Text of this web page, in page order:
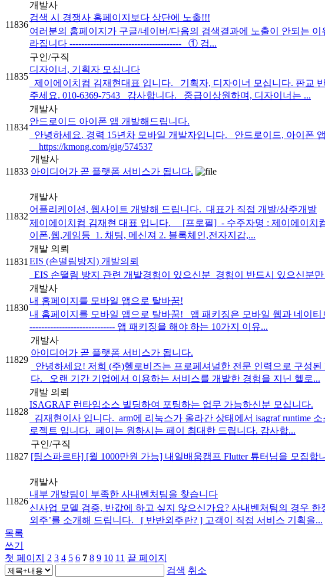
11836
개발사
검색 시 경쟁사 홈페이지보다 상단에 노출!!!
여러분의 홈페이지가 구글/네이버/다음의 검색결과에 노출이 안되는
라집니다 -------------------------------------- ① 검...
11835
구인/구직
디자이너, 기획자 모십니다
제이에이치컴 김재현대표 입니다. 기획자, 디자이너 모십니다. 판교
주세요. 010-6369-7543 감사합니다. 중급이상원하며, 디자이너는 ...
11834
개발사
안드로이드 아이폰 앱 개발해드립니다.
안녕하세요. 경력 15년차 모바일 개발자입니다. 안드로이드, 아이폰
https://kmong.com/gig/574537
11833
개발사
아이디어가 곧 플랫폼 서비스가 됩니다.
11832
개발사
어플리케이션, 웹사이트 개발해 드립니다._대표가 직접 개발/상주개발
제이에이치컴 김재현 대표 입니다. [프로필] ​ - 수주자명 : 제이에이치
이폰,웹,게임등 ​ 1. 채팅, 메신져 2. 블록체인,전자지갑,...
11831
개발 의뢰
EIS (손떨림방지) 개발의뢰
EIS 손떨림 방지 관련 개발경험이 있으신분 경험이 반드시 있으신분만
11830
개발사
내 홈페이지를 모바일 앱으로 탈바꿈!
내 홈페이지를 모바일 앱으로 탈바꿈! 앱 패키징은 모바일 웹과 네이
----------------------------- 앱 패키징을 해야 하는 10가지 이유...
11829
개발사
아이디어가 곧 플랫폼 서비스가 됩니다.
안녕하세요! 저희 (주)헬로비즈는 프로페셔널한 전문 인력으로 구성
다. ​ ​ 오랜 기간 기업에서 이용하는 서비스를 개발한 경험을 지닌 헬로...
11828
개발 의뢰
ISAGRAF 런타임소스 빌딩하여 포팅하는 업무 가능하신분 모십니다.
김재현이사 입니다. ​ arm에 리눅스가 올라간 상태에서 isagraf runtime
로젝트 입니다. ​ 페이는 원하시는 페이 최대한 드립니다. 감사합...
11827
구인/구직
[팀스파르타] [월 1000만원 가능] 내일배움캠프 Flutter 튜터님을 모집합
11826
개발사
내부 개발팀이 부족한 사내벤처팀을 찾습니다
신사업 모델 검증, 반값에 하고 싶지 않으신가요? 사내벤처팀의 경우
외주’를 소개해 드립니다. [ 반반외주란? ] 고객이 직접 서비스 기획을...
목록
쓰기
첫 페이지
2 3 4 5 6 7 8 9 10 11 끝 페이지
검색 취소